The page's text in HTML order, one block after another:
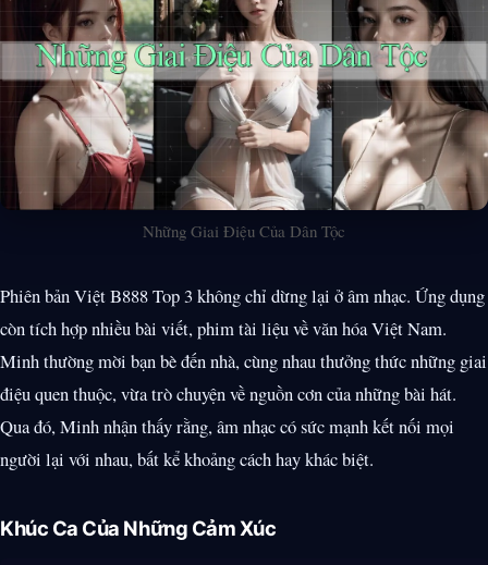
Những Giai Điệu Của Dân Tộc
Phiên bản Việt B888 Top 3 không chỉ dừng lại ở âm nhạc. Ứng dụng
còn tích hợp nhiều bài viết, phim tài liệu về văn hóa Việt Nam.
Minh thường mời bạn bè đến nhà, cùng nhau thưởng thức những giai
điệu quen thuộc, vừa trò chuyện về nguồn cơn của những bài hát.
Qua đó, Minh nhận thấy rằng, âm nhạc có sức mạnh kết nối mọi
người lại với nhau, bất kể khoảng cách hay khác biệt.
Khúc Ca Của Những Cảm Xúc